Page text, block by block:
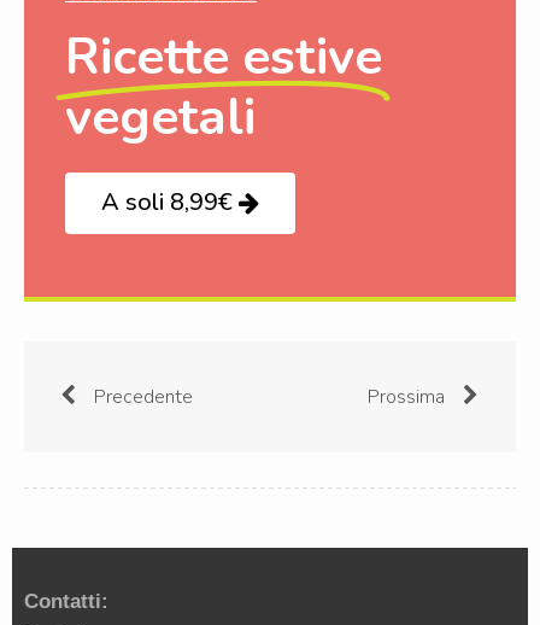
Ricette estive
vegetali
A soli 8,99€
Precedente Prossima
Contatti: